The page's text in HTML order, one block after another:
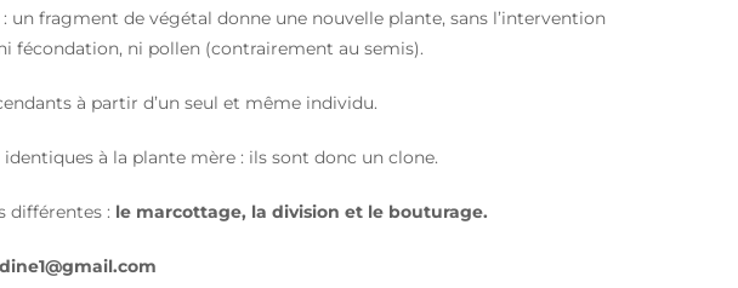
: un fragment de végétal donne une nouvelle plante, sans l’intervention
fécondation, ni pollen (contrairement au semis).
à partir d’un seul et même individu.
à la plante mère : ils sont donc un clone.
différentes : le marcottage, la division et le bouturage.